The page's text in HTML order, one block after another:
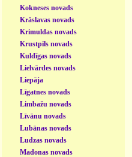
Kokneses novads
Krāslavas novads
Krimuldas novads
Krustpils novads
Kuldīgas novads
Lielvārdes novads
Liepāja
Līgatnes novads
Limbažu novads
Līvānu novads
Lubānas novads
Ludzas novads
Madonas novads